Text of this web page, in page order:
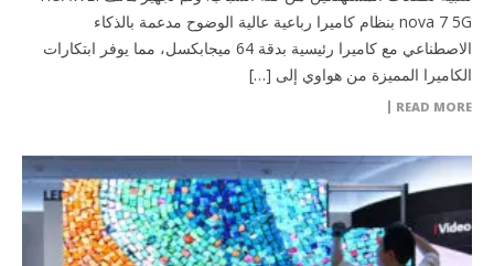
nova 7 5G بنظام كاميرا رباعية عالية الوضوح مدعمة بالذكاء
الاصطناعي مع كاميرا رئيسية بدقة 64 ميجابكسل، مما يوفر ابتكارات
الكاميرا المميزة من هواوي إلى […]
READ MORE